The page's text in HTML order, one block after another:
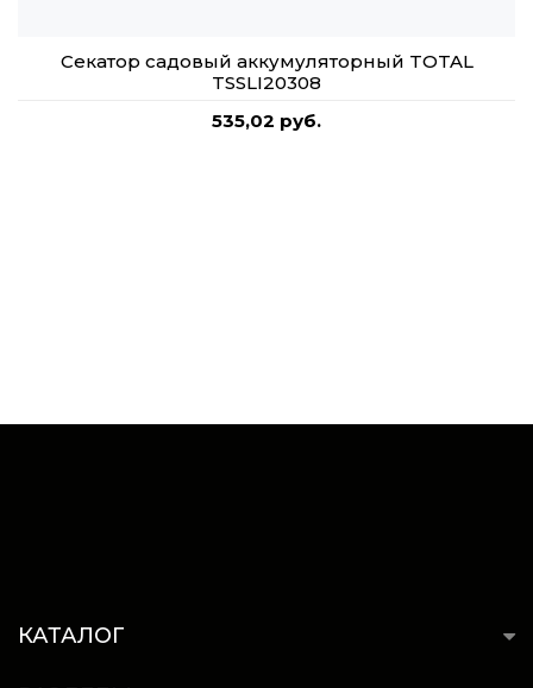
Секатор садовый аккумуляторный TOTAL
TSSLI20308
535,02 руб.
КАТАЛОГ